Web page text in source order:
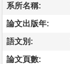
系所名稱:
論文出版年:
語文別:
論文頁數: